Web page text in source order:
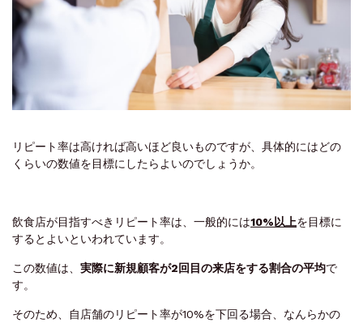
リピート率は高ければ高いほど良いものですが、具体的にはどの
くらいの数値を目標にしたらよいのでしょうか。
飲食店が目指すべきリピート率は、一般的には10%以上を目標に
するとよいといわれています。
この数値は、 実際に新規顧客が2回目の来店をする割合の平均で
す。
そのため、自店舗のリピート率が10%を下回る場合、なんらかの